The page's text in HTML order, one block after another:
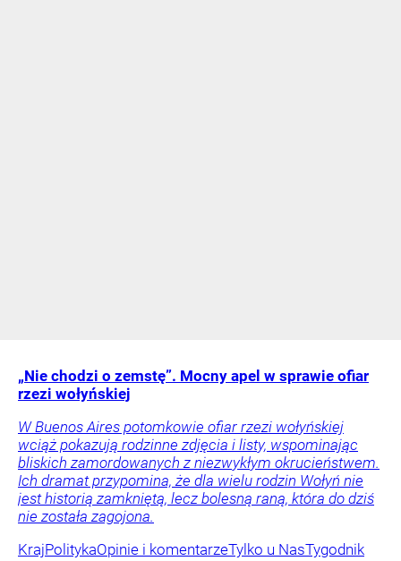
„Nie chodzi o zemstę”. Mocny apel w sprawie ofiar
rzezi wołyńskiej
W Buenos Aires potomkowie ofiar rzezi wołyńskiej
wciąż pokazują rodzinne zdjęcia i listy, wspominając
bliskich zamordowanych z niezwykłym okrucieństwem.
Ich dramat przypomina, że dla wielu rodzin Wołyń nie
jest historią zamkniętą, lecz bolesną raną, która do dziś
nie została zagojona.
KrajPolitykaOpinie i komentarzeTylko u NasTygodnik